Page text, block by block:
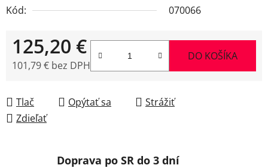
Kód:
070066
125,20 €
101,79 € bez DPH
DO KOŠÍKA
Tlač Opýtať sa
Strážiť
Zdieľať
Doprava po SR do 3 dní